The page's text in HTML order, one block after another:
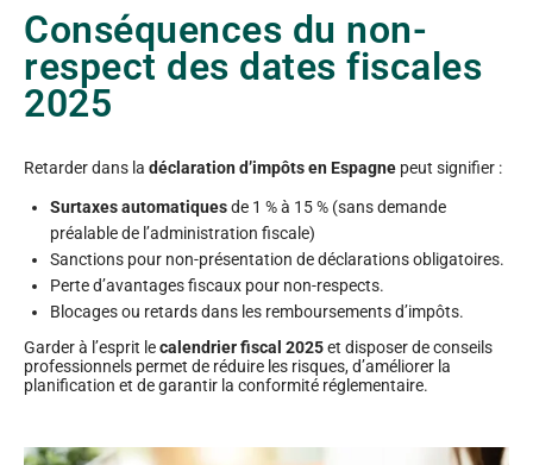
Conséquences du non-
respect des dates fiscales
2025
Retarder dans la déclaration d’impôts en Espagne peut signifier :
Surtaxes automatiquesde 1 % à 15 % (sans demande
préalable de l’administration fiscale)
Sanctions pour non-présentation de déclarations obligatoires.
Perte d’avantages fiscaux pour non-respects.
Blocages ou retards dans les remboursements d’impôts.
Garder à l’esprit lecalendrier fiscal 2025et disposer de conseils
professionnels permet de réduire les risques, d’améliorer la
planification et de garantir la conformité réglementaire.